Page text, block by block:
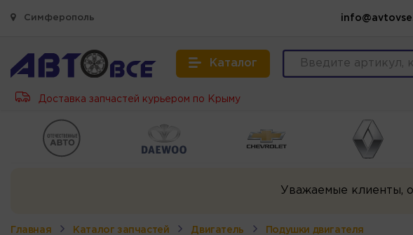
Симферополь
Каталог
Доставка запчастей курьером по Крыму
Уважаемые клиенты,
Главная Каталог запчастей Двигатель Подушки двигателя